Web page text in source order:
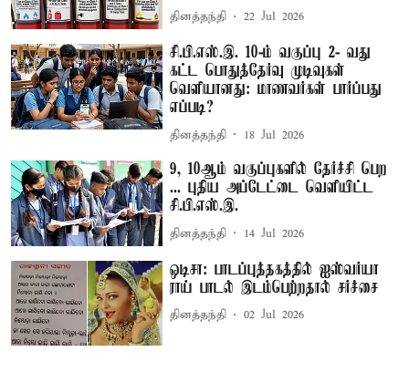
தினத்தந்தி 22 Jul 2026
சி.பி.எஸ்.இ. 10-ம் வகுப்பு 2- வது
கட்ட பொதுத்தேர்வு முடிவுகள்
வெளியானது: மாணவர்கள் பார்ப்பது
எப்படி?
தினத்தந்தி 18 Jul 2026
9, 10ஆம் வகுப்புகளில் தேர்ச்சி பெற
... புதிய அப்டேட்டை வெளியிட்ட
சி.பி.எஸ்.இ.
தினத்தந்தி 14 Jul 2026
ஒடிசா: பாடப்புத்தகத்தில் ஐஸ்​வர்யா
ராய் பாடல் இடம்பெற்றதால் சர்ச்சை
தினத்தந்தி 02 Jul 2026